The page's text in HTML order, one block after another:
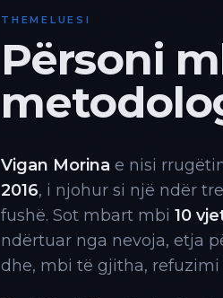
THEMELUESI
Përsoni
Vigan Morina e nisi
2016, i njohur si një ndër
fushë. Sot mbart mbi 10
ndërtuar nga nevoja, etja
dhe, mbi të gjitha, refuzimi